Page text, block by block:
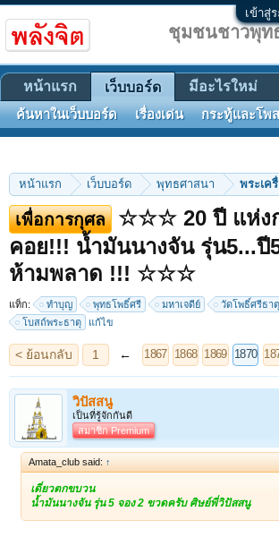
เข้าสู่
หน้าแรก เว็บบอร์ด พุทธศาสนา พระเค
เพื่อการกุศล
☆☆☆ 20 ปี แห่ง
คอย!!! น้ำมันนางจัน รุ่น5...ปี
ห้ามพลาด !!! ☆☆☆
แท็ก: ทำบุญ พุทธโพธิ์ศรี มหาเจดีย์ วัดโพธิ์ศรีธาตุ
โบสถ์พระธาตุ
แก้ไข
< ย้อนกลับ 1 ← 1867 1868 1869 1870 1871 1872 ถัดไป >
วิปัสสนู
เป็นที่รู้จักกันดี
สมาชิก Premium
Amata_club said: ↑
เดี๋ยวตกขบวน
น้ำมันนางจัน รุ่น 5 จอง 2 ขวดครับ ศิษย์พี่วิปัสสนู
ชุมชนชาวพุท
หน้าแรก เว็บบอร์ด
ค้นหาในเว็บบอร์ด เรื่องเด่น กระทู้และโพ
มีอะไรใหม่